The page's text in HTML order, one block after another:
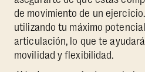
de movimiento de un
utilizando tu máximo
articulación, lo que te
movilidad y flexibilidad.